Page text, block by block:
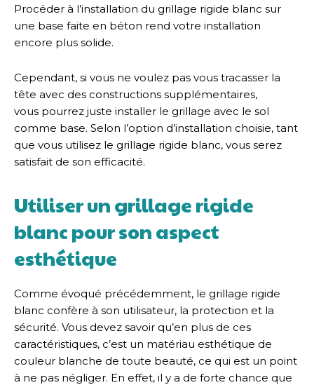
Procéder à l’installation du grillage rigide blanc sur
une base faite en béton rend votre installation
encore plus solide.
Cependant, si vous ne voulez pas vous tracasser la
tête avec des constructions supplémentaires,
vous pourrez juste installer le grillage avec le sol
comme base. Selon l’option d’installation choisie, tant
que vous utilisez le grillage rigide blanc, vous serez
satisfait de son efficacité.
Utiliser un grillage rigide
blanc pour son aspect
esthétique
Comme évoqué précédemment, le grillage rigide
blanc confère à son utilisateur, la protection et la
sécurité. Vous devez savoir qu’en plus de ces
caractéristiques, c’est un matériau esthétique de
couleur blanche de toute beauté, ce qui est un point
à ne pas négliger. En effet, il y a de forte chance que